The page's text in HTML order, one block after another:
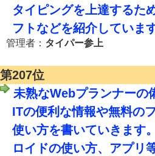
タイピングを上達するた
フトなどを紹介しています
管理者： タイパー参上
第207位
未熟なWebプランナーの
ITの便利な情報や無料の
使い方を書いていきます
ロイドの使い方、アプリ